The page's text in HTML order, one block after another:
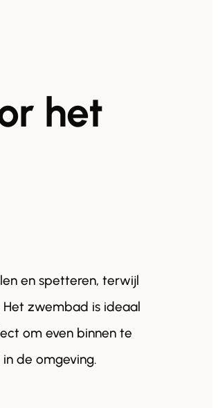
het
en spetteren, terwijl
zwembad is ideaal
om even binnen te
de omgeving.